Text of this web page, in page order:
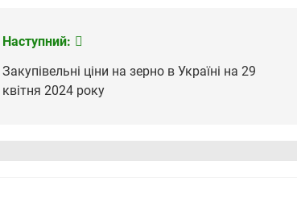
Наступний:
Закупівельні ціни на зерно в Україні на 29
квітня 2024 року